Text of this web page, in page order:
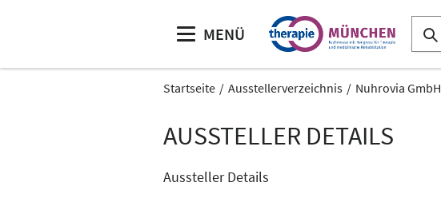
MENÜ
Startseite Ausstellerverzeichnis Nuhrovia GmbH
AUSSTELLER DETAILS
Aussteller Details